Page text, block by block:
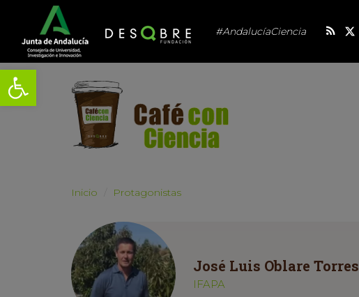
Abrir barra de herramientas
#AndalucíaCiencia
Inicio Protagonistas
José Luis Oblare Torres
IFAPA